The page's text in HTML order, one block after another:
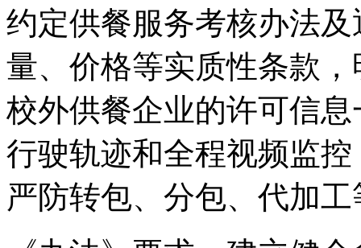
约定供餐服务考核办法
量、价格等实质性条款
校外供餐企业的许可信
行驶轨迹和全程视频监
严防转包、分包、代加